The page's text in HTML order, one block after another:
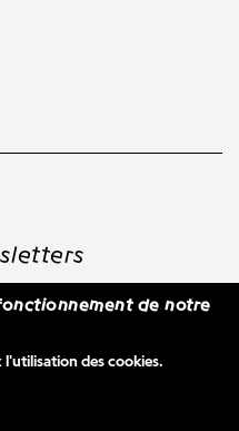
envois
de notre
des cookies.